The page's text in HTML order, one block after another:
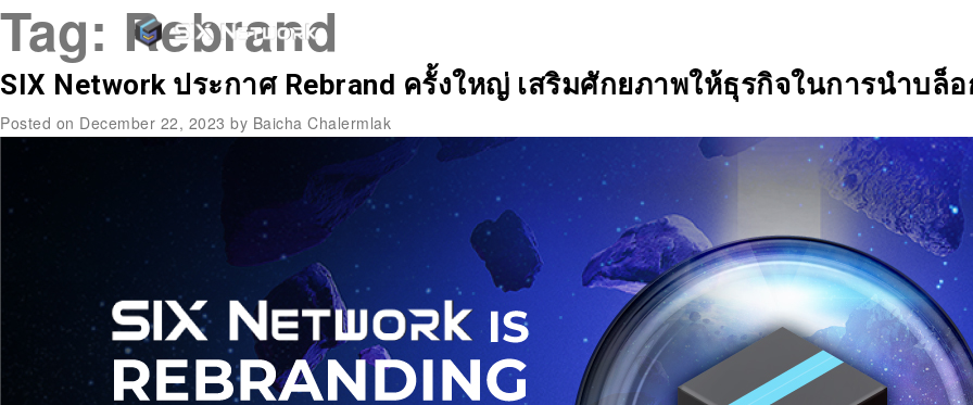
Tag: Rebrand
SIX Network ประกาศ Rebrand ครั้งใหญ่ เสริมศักยภาพให้ธุรกิจในการนำบล็
Posted on December 22, 2023 by Baicha Chalermlak